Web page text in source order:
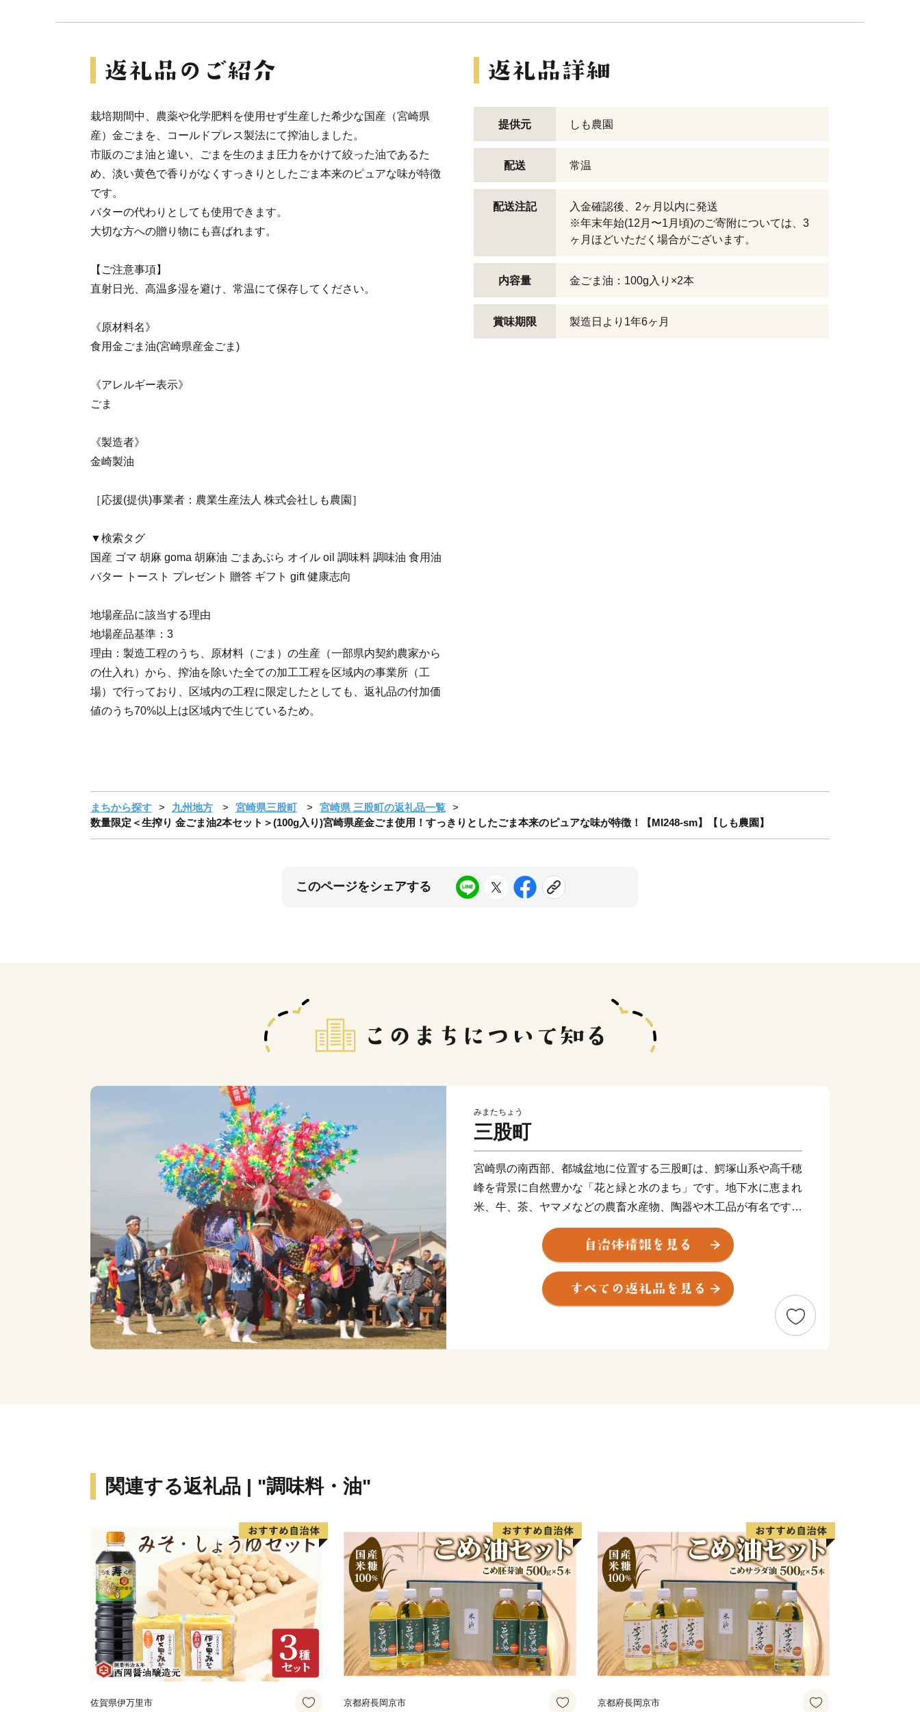
栽培期間中、農薬や化学肥料を使用せず生産した希少な国産（宮崎県
産）金ごまを、コールドプレス製法にて搾油しました。
市販のごま油と違い、ごまを生のまま圧力をかけて絞った油であるた
め、淡い黄色で香りがなくすっきりとしたごま本来のピュアな味が特徴
です。
バターの代わりとしても使用できます。
大切な方への贈り物にも喜ばれます。
【ご注意事項】
直射日光、高温多湿を避け、常温にて保存してください。
《原材料名》
食用金ごま油(宮崎県産金ごま)
《アレルギー表示》
ごま
《製造者》
金崎製油
［応援(提供)事業者：農業生産法人 株式会社しも農園］
▼検索タグ
国産 ゴマ 胡麻 goma 胡麻油 ごまあぶら オイル oil 調味料 調味油 食用油
バター トースト プレゼント 贈答 ギフト gift 健康志向
地場産品に該当する理由
地場産品基準：3
理由：製造工程のうち、原材料（ごま）の生産（一部県内契約農家から
の仕入れ）から、搾油を除いた全ての加工工程を区域内の事業所（工
場）で行っており、区域内の工程に限定したとしても、返礼品の付加価
値のうち70%以上は区域内で生じているため。
提供元 しも農園
配送 常温
配送注記
入金確認後、2ヶ月以内に発送
※年末年始(12月〜1月頃)のご寄附については、3
ヶ月ほどいただく場合がございます。
内容量 金ごま油：100g入り×2本
賞味期限 製造日より1年6ヶ月
まちから探す 九州地方 宮崎県三股町
宮崎県 三股町の返礼品一覧
数量限定＜生搾り 金ごま油2本セット＞(100g入り)宮崎県産金ごま使用！すっきりとしたごま本来のピュアな味が特徴！【MI248-sm】【しも農園】
このページをシェアする
みまたちょう
三股町
宮崎県の南西部、都城盆地に位置する三股町は、鰐塚山系や高千穂
峰を背景に自然豊かな「花と緑と水のまち」です。地下水に恵まれ
米、牛、茶、ヤマメなどの農畜水産物、陶器や木工品が有名です。
また「ジャンカン馬踊り」「棒踊り」など郷土芸能が今もなお各地
区で受け継がれています。車で宮崎空港から６０分、鹿児島空港か
ら７０分程度とアクセスしやすく、県内では住みやすいまちとして
も知られています。ふるさと納税を通じて三股町を全国の皆さんに
知ってもらう機会にしたいと思います。
関連する返礼品 | "調味料・油"
佐賀県伊万里市 京都府長岡京市 京都府長岡京市